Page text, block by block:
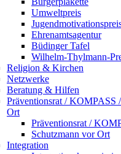
Umweltpreis
Ehrenamtsagentur
Büdinger Tafel
Wilhelm-Thylmann-
Religion & Kirchen
Netzwerke
Beratung & Hilfen
Präventionsrat / KOMPASS
Ort
Präventionsrat /
Schutzmann vor Ort
Integration